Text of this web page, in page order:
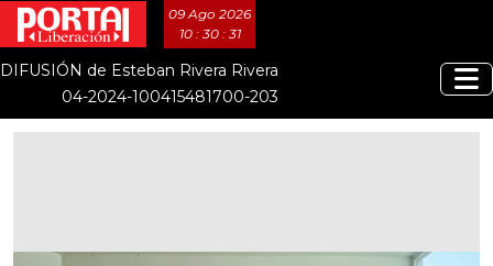
09 Ago 2026
10 : 30 : 32
DIFUSIÓN de Esteban Rivera Rivera
04-2024-100415481700-203